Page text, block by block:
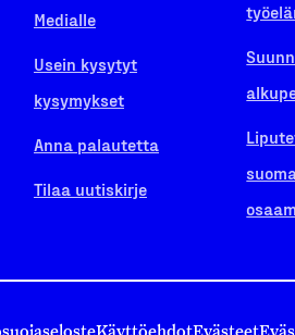
Medialle
Usein kysytyt
kysymykset
Anna palautetta
Tilaa uutiskirje